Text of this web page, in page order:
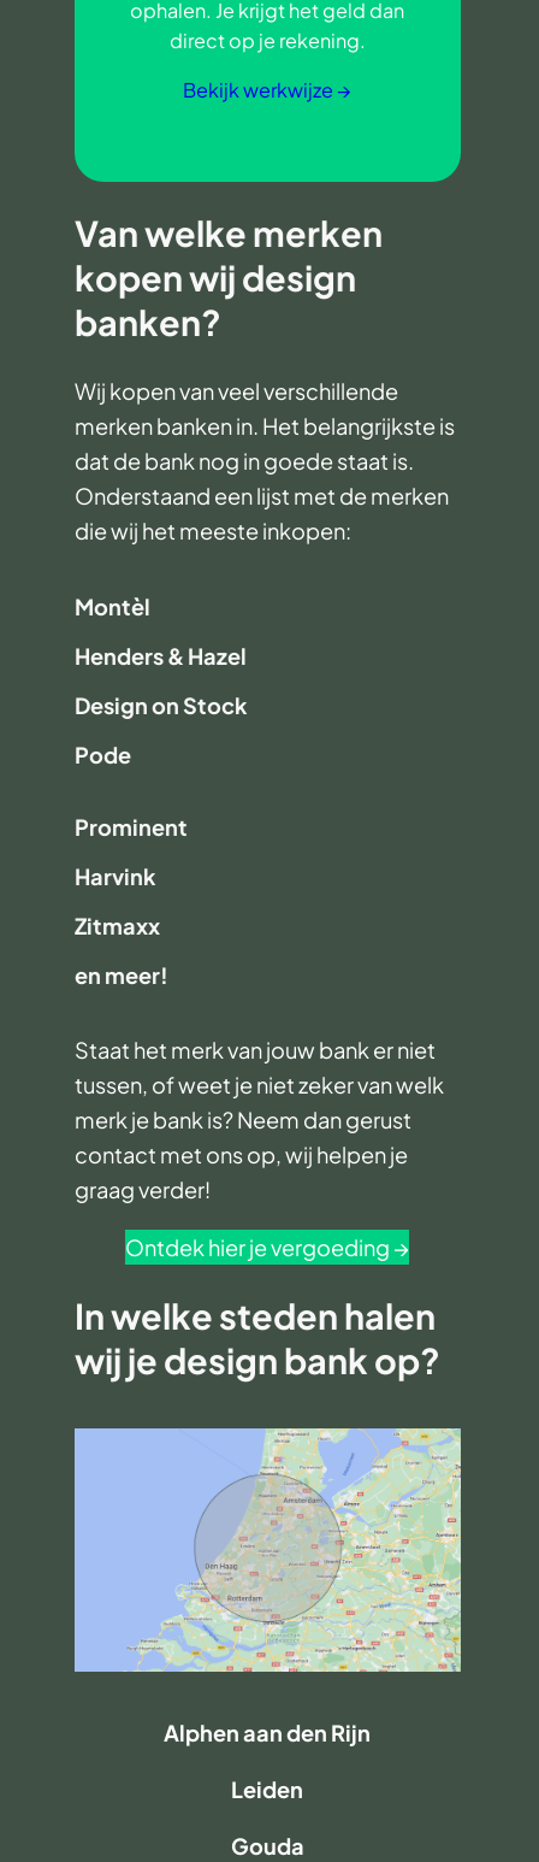
ophalen. Je krijgt het geld dan
direct op je rekening.
Bekijk werkwijze →
Van welke merken
kopen wij design
banken?
Wij kopen van veel verschillende
merken banken in. Het belangrijkste is
dat de bank nog in goede staat is.
Onderstaand een lijst met de merken
die wij het meeste inkopen:
Montèl
Henders & Hazel
Design on Stock
Pode
Prominent
Harvink
Zitmaxx
en meer!
Staat het merk van jouw bank er niet
tussen, of weet je niet zeker van welk
merk je bank is? Neem dan gerust
contact met ons op, wij helpen je
graag verder!
Ontdek hier je vergoeding →
In welke steden halen
wij je design bank op?
Alphen aan den Rijn
Leiden
Gouda